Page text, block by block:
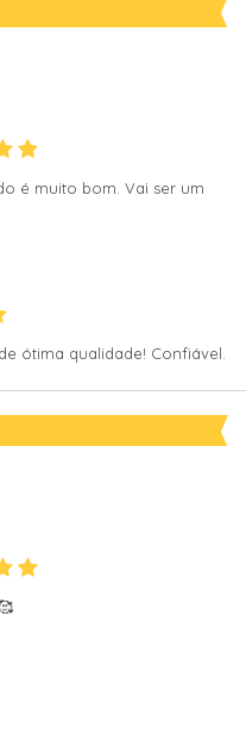
é muito bom. Vai ser um
ótima qualidade! Confiável.